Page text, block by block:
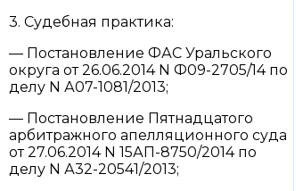
3. Судебная практика:
— Постановление ФАС Уральского
округа от 26.06.2014 N Ф09-2705/14 по
делу N А07-1081/2013;
— Постановление Пятнадцатого
арбитражного апелляционного суда
от 27.06.2014 N 15АП-8750/2014 по
делу N А32-20541/2013;